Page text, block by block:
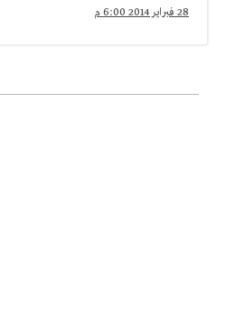
28 فبراير 2014 6:00 م